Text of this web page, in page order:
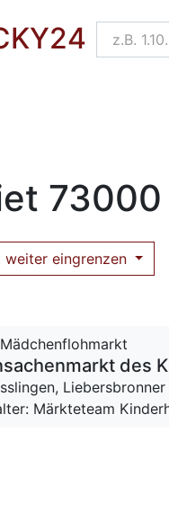
73000
weiter eingrenzen
des
Märkteteam